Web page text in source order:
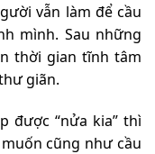
vẫn làm để cầu
mình. Sau những
thời gian tĩnh tâm
giãn.
được “nửa kia” thì
cũng như cầu